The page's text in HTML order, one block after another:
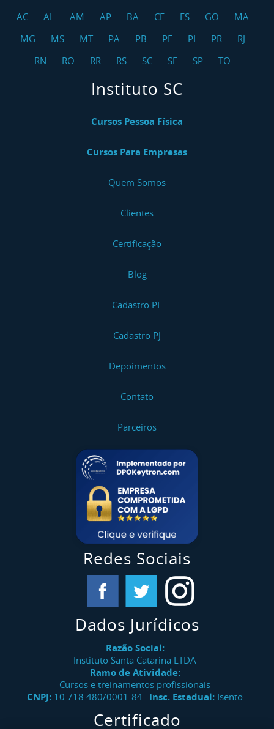
AC AL AM AP BA CE ES GO
MA
MG
MS MT PA PB PE PI PR
RJ
RN
RO RR RS SC SE SP TO
Instituto SC
Cursos Pessoa Física
Cursos Para Empresas
Quem Somos
Clientes
Certificação
Blog
Cadastro PF
Cadastro PJ
Depoimentos
Contato
Parceiros
Redes Sociais
Dados Jurídicos
Razão Social:
Instituto Santa Catarina LTDA
Ramo de Atividade:
Cursos e treinamentos profissionais
CNPJ: 10.718.480/0001-84 Insc. Estadual: Isento
Certificado